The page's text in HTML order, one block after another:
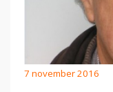
7 november 2016